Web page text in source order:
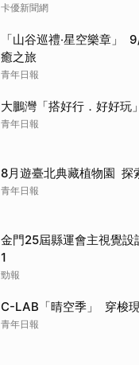
卡優新聞網
「山谷巡禮‧星空樂章」
癒之旅
青年日報
大鵬灣「搭好行．好好玩
青年日報
8月遊臺北典藏植物園 探
青年日報
金門25屆縣運會主視覺設
1
勁報
C-LAB「晴空季」 穿梭
青年日報